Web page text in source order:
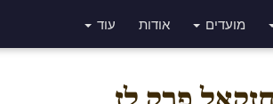
מועדים אודות עוד